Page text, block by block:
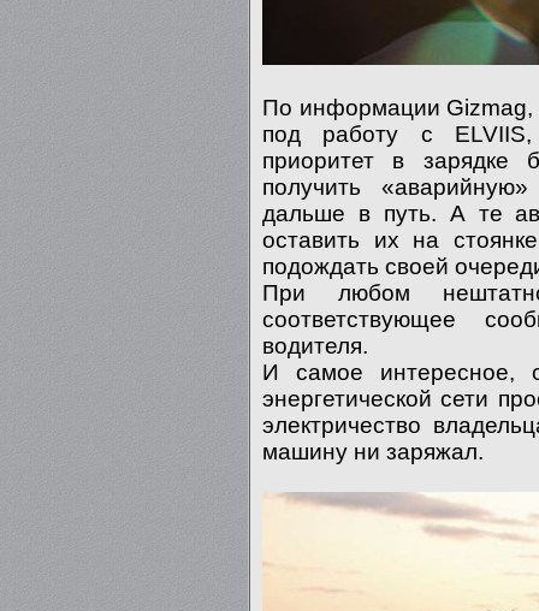
По информации Gizmag,
под работу с ELVIIS,
приоритет в зарядке
получить
дальше в путь. А те
оставить их на
подождать своей
При любом
соответствующее
водителя.
И самое интересное,
энергетической сети
электричество
машину ни заряжал.